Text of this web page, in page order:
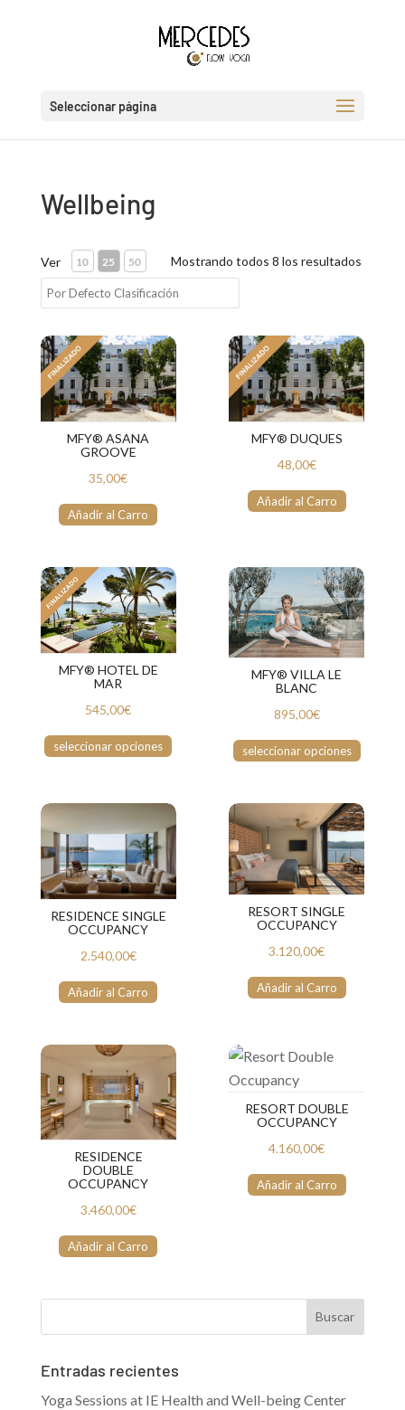
Seleccionar página
Wellbeing
Ver 10 25 50 Mostrando todos 8 los resultados
MFY® ASANA
GROOVE
35,00€
Añadir al Carro
MFY® DUQUES
48,00€
Añadir al Carro
MFY® HOTEL DE
MAR
545,00€
seleccionar opciones
MFY® VILLA LE
BLANC
895,00€
seleccionar opciones
RESIDENCE SINGLE
OCCUPANCY
2.540,00€
Añadir al Carro
RESORT SINGLE
OCCUPANCY
3.120,00€
Añadir al Carro
RESIDENCE
DOUBLE
OCCUPANCY
3.460,00€
Añadir al Carro
RESORT DOUBLE
OCCUPANCY
4.160,00€
Añadir al Carro
Entradas recientes
Yoga Sessions at IE Health and Well-being Center